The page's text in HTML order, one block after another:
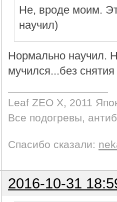
Не, вроде моим.
научил)
Нормально научил.
мучился...без снятия
Leaf ZEO Х, 2011
Все подогревы,
Спасибо сказали:
2016-10-31